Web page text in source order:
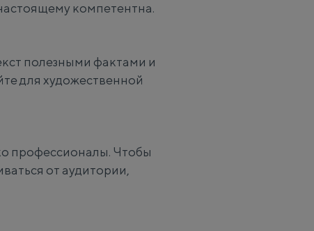
компетентна.
полезными фактами и
для художественной
профессионалы. Чтобы
от аудитории,